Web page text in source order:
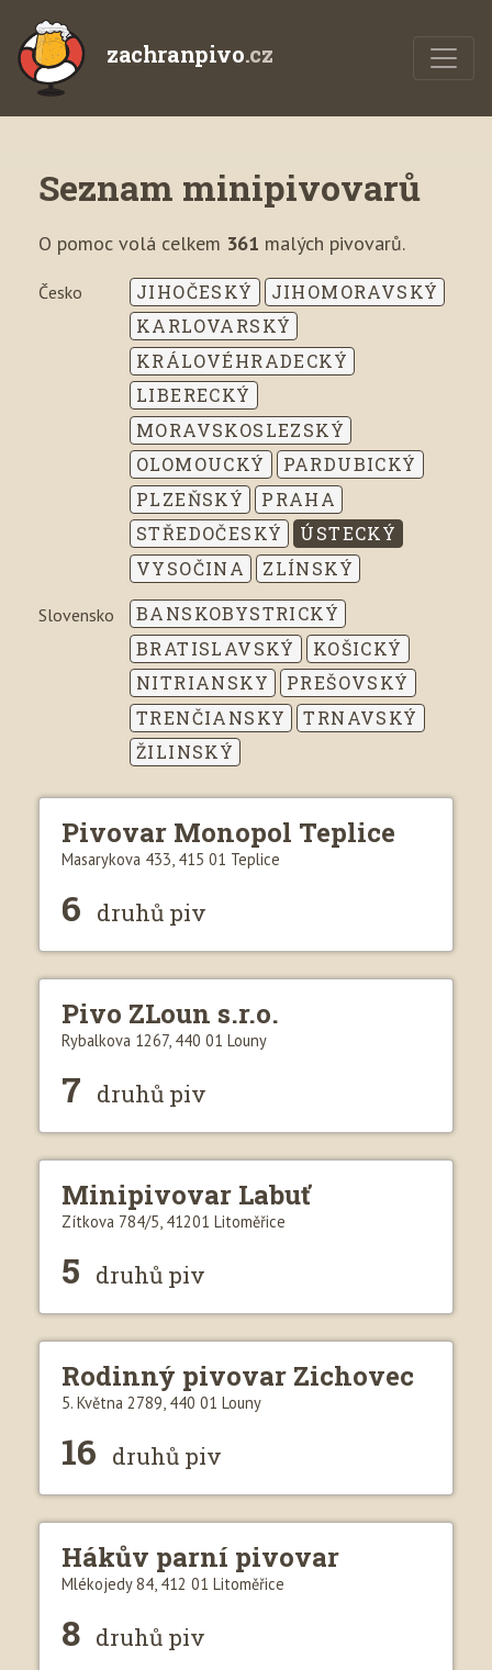
zachranpivo.cz
Seznam minipivovarů
O pomoc volá celkem 361 malých pivovarů.
Česko JIHOČESKÝ
JIHOMORAVSKÝ
KARLOVARSKÝ
KRÁLOVÉHRADECKÝ
LIBERECKÝ
MORAVSKOSLEZSKÝ
OLOMOUCKÝ
PARDUBICKÝ
PLZEŇSKÝ
PRAHA
STŘEDOČESKÝ
ÚSTECKÝ
VYSOČINA
ZLÍNSKÝ
Slovensko
BANSKOBYSTRICKÝ
BRATISLAVSKÝ
KOŠICKÝ
NITRIANSKY
PREŠOVSKÝ
TRENČIANSKY
TRNAVSKÝ
ŽILINSKÝ
Pivovar Monopol Teplice
Masarykova 433, 415 01 Teplice
6 druhů piv
Pivo ZLoun s.r.o.
Rybalkova 1267, 440 01 Louny
7 druhů piv
Minipivovar Labuť
Zítkova 784/5, 41201 Litoměřice
5 druhů piv
Rodinný pivovar Zichovec
5. Května 2789, 440 01 Louny
16 druhů piv
Hákův parní pivovar
Mlékojedy 84, 412 01 Litoměřice
8 druhů piv